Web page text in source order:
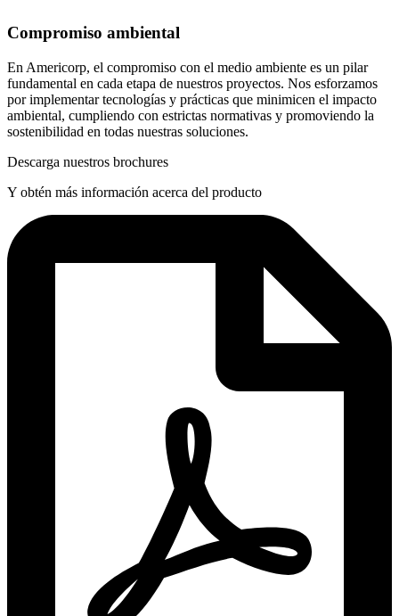
Compromiso ambiental
En Americorp, el compromiso con el medio ambiente es un pilar
fundamental en cada etapa de nuestros proyectos. Nos esforzamos
por implementar tecnologías y prácticas que minimicen el impacto
ambiental, cumpliendo con estrictas normativas y promoviendo la
sostenibilidad en todas nuestras soluciones.
Descarga nuestros brochures
Y obtén más información acerca del producto